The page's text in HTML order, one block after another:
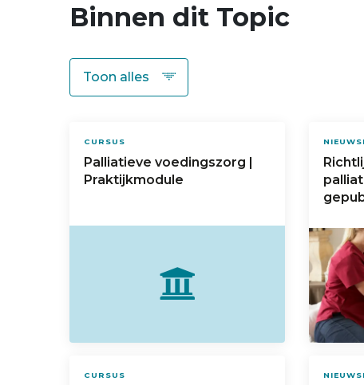
Binnen dit Topic
CURSUS
Palliatieve voedingszorg |
Praktijkmodule
CURSUS